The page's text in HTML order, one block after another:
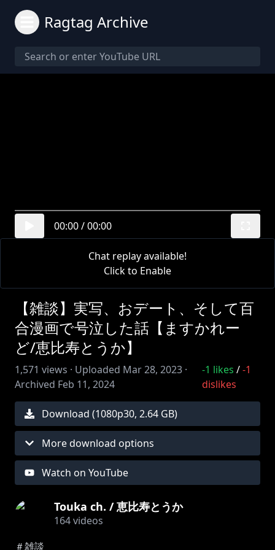
Ragtag Archive
00:00/00:00
Chat replay available!
Click to Enable
【雑談】実写、おデート、そして百
合漫画で号泣した話【ますかれー
ど/恵比寿とうか】
1,571 views · Uploaded Mar 28, 2023 ·
Archived Feb 11, 2024
-1 likes /-1
dislikes
Download (1080p30, 2.64 GB)
More download options
Watch on YouTube
Touka ch. / 恵比寿とうか
164videos
＃雑談